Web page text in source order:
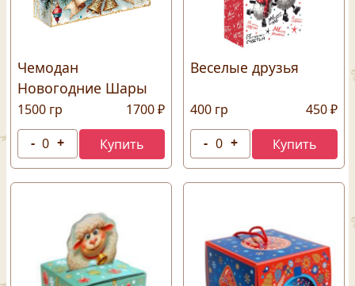
Чемодан
Новогодние Шары
1500 гр 1700 ₽
Веселые друзья
400 гр 450 ₽